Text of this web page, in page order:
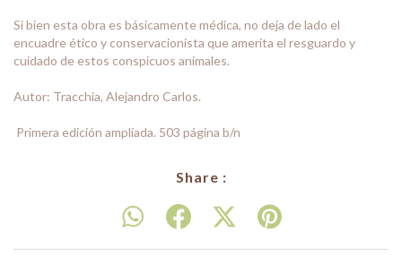
Si bien esta obra es básicamente médica, no deja de lado el
encuadre ético y conservacionista que amerita el resguardo y
cuidado de estos conspicuos animales.
Autor: Tracchia, Alejandro Carlos.
Primera edición ampliada. 503 página b/n
Share :